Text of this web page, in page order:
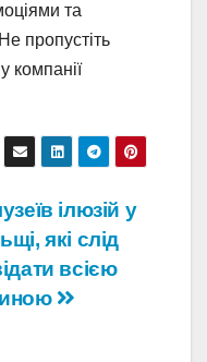
та
пропустіть
компанії
ілюзій у
які слід
всією